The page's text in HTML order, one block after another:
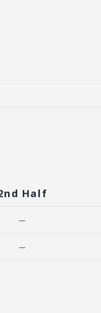
Half
—
—